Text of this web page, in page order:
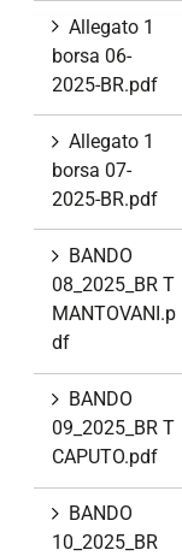
Allegato 1
borsa 06-
2025-BR.pdf
Allegato 1
borsa 07-
2025-BR.pdf
BANDO
08_2025_BR T
MANTOVANI.p
df
BANDO
09_2025_BR T
CAPUTO.pdf
BANDO
10_2025_BR